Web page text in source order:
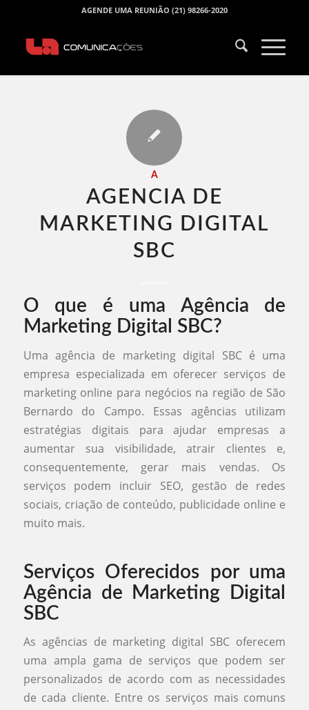
AGENDE UMA REUNIÃO (21) 98266-2020
A
AGENCIA DE
MARKETING DIGITAL
SBC​
O que é uma Agência de
Marketing Digital SBC?
Uma agência de marketing digital SBC é uma
empresa especializada em oferecer serviços de
marketing online para negócios na região de São
Bernardo do Campo. Essas agências utilizam
estratégias digitais para ajudar empresas a
aumentar sua visibilidade, atrair clientes e,
consequentemente, gerar mais vendas. Os
serviços podem incluir SEO, gestão de redes
sociais, criação de conteúdo, publicidade online e
muito mais.
Serviços Oferecidos por uma
Agência de Marketing Digital
SBC
As agências de marketing digital SBC oferecem
uma ampla gama de serviços que podem ser
personalizados de acordo com as necessidades
de cada cliente. Entre os serviços mais comuns